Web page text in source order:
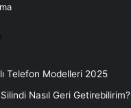
Telefon Modelleri 2025
Nasıl Geri Getirebilirim?